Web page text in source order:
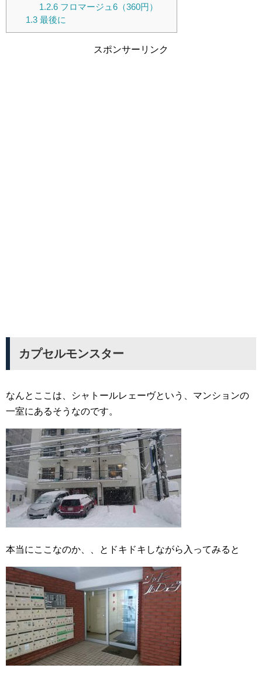
1.2.6フロマージュ6（360円）
1.3最後に
スポンサーリンク
カプセルモンスター
なんとここは、シャトールレェーヴという、マンションの
一室にあるそうなのです。
本当にここなのか、、とドキドキしながら入ってみると